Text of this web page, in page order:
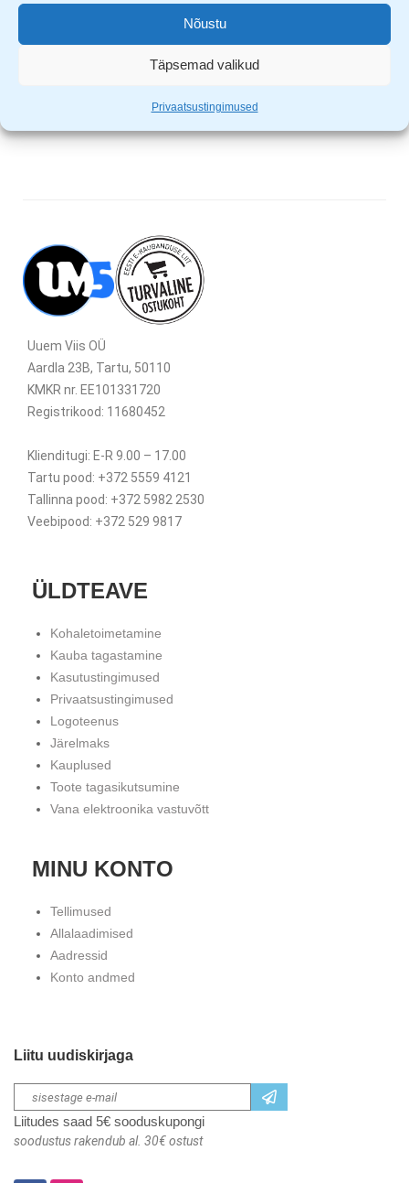
Nõustu
Täpsemad valikud
Privaatsustingimused
Kvaliteetne keraamika
Peidetud kütteelement
Uuem Viis OÜ
Aardla 23B, Tartu, 50110
KMKR nr. EE101331720
Registrikood: 11680452
Klienditugi: E-R 9.00 – 17.00
Tartu pood: +372 5559 4121
Tallinna pood: +372 5982 2530
Veebipood: +372 529 9817
ÜLDTEAVE
Kohaletoimetamine
Kauba tagastamine
Kasutustingimused
Privaatsustingimused
Logoteenus
Järelmaks
Kauplused
Toote tagasikutsumine
Vana elektroonika vastuvõtt
MINU KONTO
Tellimused
Allalaadimised
Aadressid
Konto andmed
Liitu uudiskirjaga
Liitudes saad 5€ sooduskupongi
soodustus rakendub al. 30€ ostust